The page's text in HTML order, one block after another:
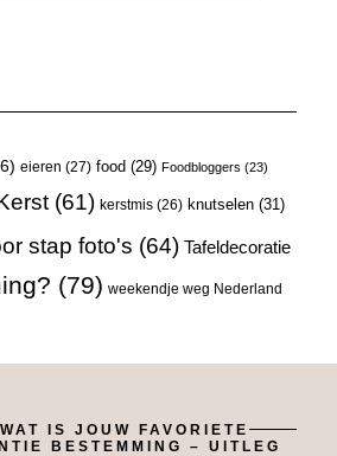
eieren (27) food (29) Foodbloggers (23)
(61) kerstmis (26) knutselen (31)
stap foto's (64) Tafeldecoratie
(79) weekendje weg Nederland
WAT IS JOUW FAVORIETE
BESTEMMING – UITLEG